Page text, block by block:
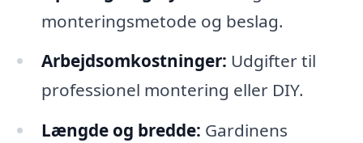
monteringsmetode og beslag.
Arbejdsomkostninger: Udgifter til
professionel montering eller DIY.
Længde og bredde: Gardinens